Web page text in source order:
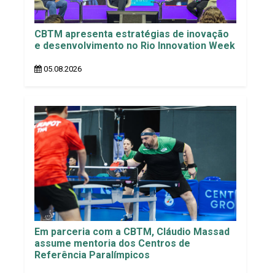
CBTM apresenta estratégias de inovação
e desenvolvimento no Rio Innovation Week
05.08.2026
Em parceria com a CBTM, Cláudio Massad
assume mentoria dos Centros de
Referência Paralímpicos